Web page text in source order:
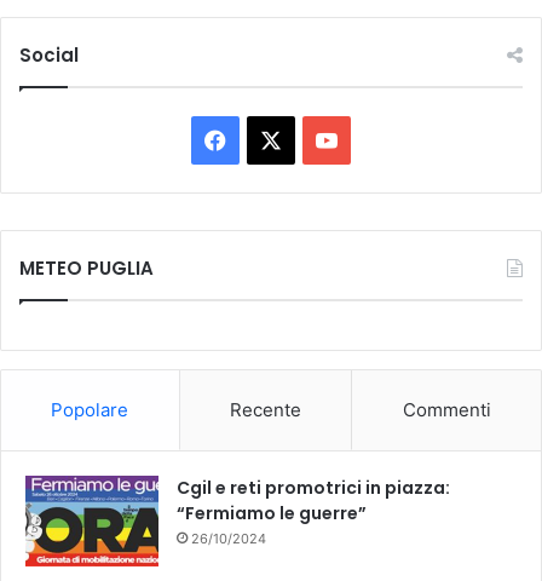
Social
a
c
k
o
u
METEO PUGLIA
Popolare Recente Commenti
Cgil e reti promotrici in piazza:
“Fermiamo le guerre”
26/10/2024